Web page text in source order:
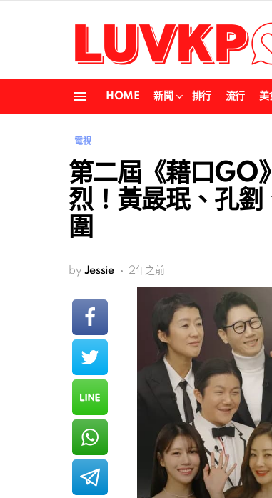
HOME 新聞 排行 流行 美
電視
第二屆《藉口GO
烈！黃晸珉、孔
圍
by Jessie 2年之前